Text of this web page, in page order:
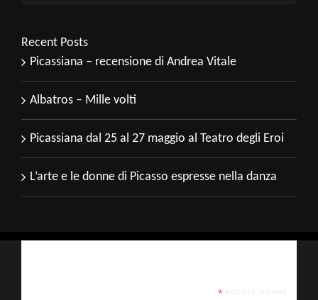
Recent Posts
Picassiana – recensione di Andrea Vitale
Albatros – Mille volti
Picassiana dal 25 al 27 maggio al Teatro degli Eroi
L’arte e le donne di Picasso espresse nella danza
*indicates required